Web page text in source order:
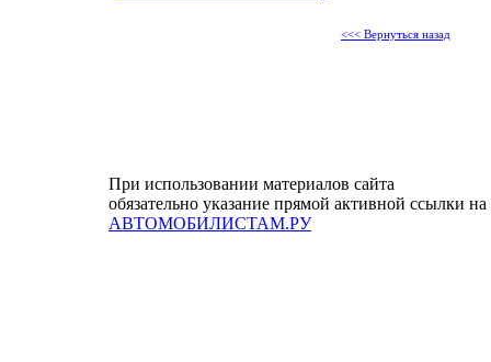
<<< Вернуться назад
При использовании материалов сайта
обязательно указание прямой активной ссылки на
АВТОМОБИЛИСТАМ.РУ